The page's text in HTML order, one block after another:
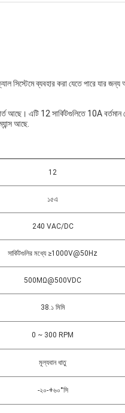
সিস্টেমে ব্যবহার করা যেতে পারে যার
এটি 12 সার্কিটগুলিতে 10A বর্তমান
আছে.
12
১৫এ
240 VAC/DC
সার্কিটগুলির মধ্যে ≥1000V@50Hz
500MΩ@500VDC
38.১ মিমি
0 ~ 300 RPM
মূল্যবান ধাতু
-২০-+৬০°সি